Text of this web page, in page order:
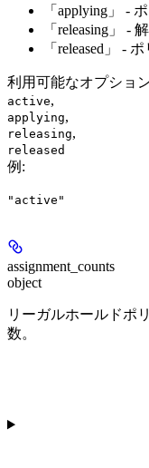
「applying」 -
「releasing」 -
「released」 -
利用可能なオプショ
active,
applying,
releasing,
released
例 :
"active"
assignment_counts
object
リーガルホールドポ
数。